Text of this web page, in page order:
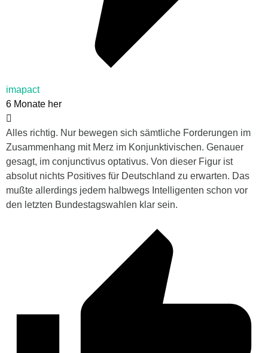
imapact
6 Monate her
Alles richtig. Nur bewegen sich sämtliche Forderungen im
Zusammenhang mit Merz im Konjunktivischen. Genauer
gesagt, im conjunctivus optativus. Von dieser Figur ist
absolut nichts Positives für Deutschland zu erwarten. Das
mußte allerdings jedem halbwegs Intelligenten schon vor
den letzten Bundestagswahlen klar sein.